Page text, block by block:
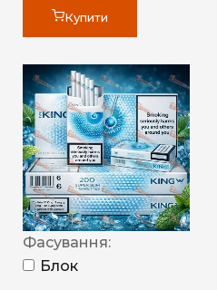
Купити
Фасування:
Блок